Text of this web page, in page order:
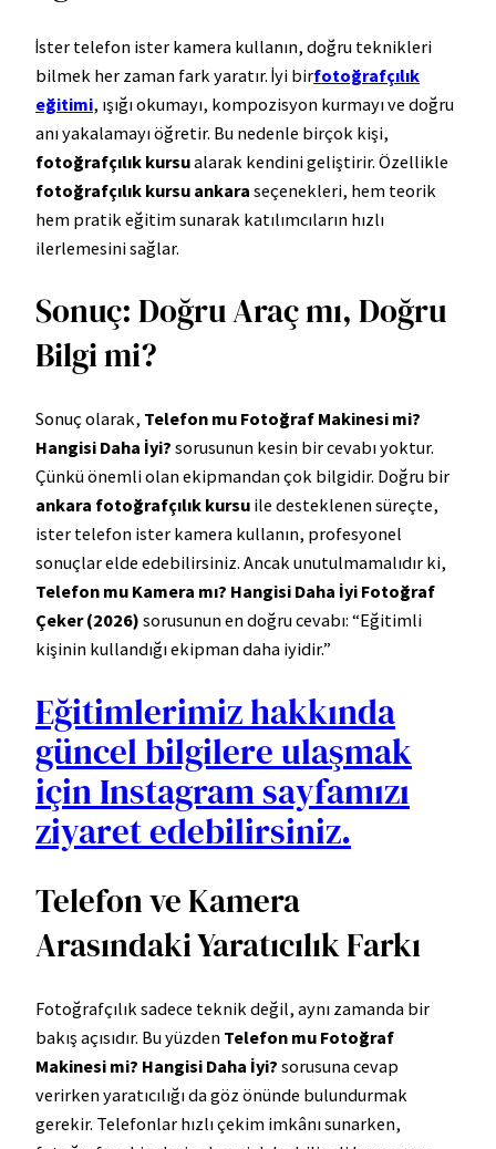
İster telefon ister kamera kullanın, doğru teknikleri
bilmek her zaman fark yaratır. İyi birfotoğrafçılık
eğitimi, ışığı okumayı, kompozisyon kurmayı ve doğru
anı yakalamayı öğretir. Bu nedenle birçok kişi,
fotoğrafçılık kursualarak kendini geliştirir. Özellikle
fotoğrafçılık kursu ankara seçenekleri, hem teorik
hem pratik eğitim sunarak katılımcıların hızlı
ilerlemesini sağlar.
Sonuç: Doğru Araç mı, Doğru
Bilgi mi?
Sonuç olarak, Telefon mu Fotoğraf Makinesi mi?
Hangisi Daha İyi? sorusunun kesin bir cevabı yoktur.
Çünkü önemli olan ekipmandan çok bilgidir. Doğru bir
ankara fotoğrafçılık kursu ile desteklenen süreçte,
ister telefon ister kamera kullanın, profesyonel
sonuçlar elde edebilirsiniz. Ancak unutulmamalıdır ki,
Telefon mu Kamera mı? Hangisi Daha İyi Fotoğraf
Çeker (2026) sorusunun en doğru cevabı: “Eğitimli
kişinin kullandığı ekipman daha iyidir.”
Eğitimlerimiz hakkında
güncel bilgilere ulaşmak
için Instagram sayfamızı
ziyaret edebilirsiniz.
Telefon ve Kamera
Arasındaki Yaratıcılık Farkı
Fotoğrafçılık sadece teknik değil, aynı zamanda bir
bakış açısıdır. Bu yüzden Telefon mu Fotoğraf
Makinesi mi? Hangisi Daha İyi? sorusuna cevap
verirken yaratıcılığı da göz önünde bulundurmak
gerekir. Telefonlar hızlı çekim imkânı sunarken,